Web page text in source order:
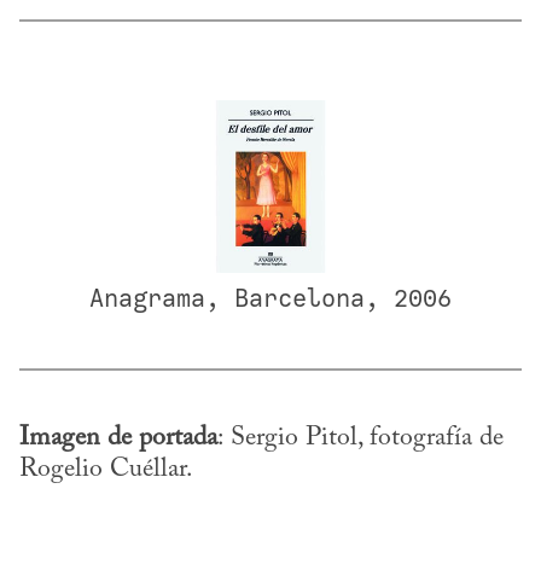
Anagrama, Barcelona, 2006
Imagen de portada: Sergio Pitol, fotografía de
Rogelio Cuéllar.